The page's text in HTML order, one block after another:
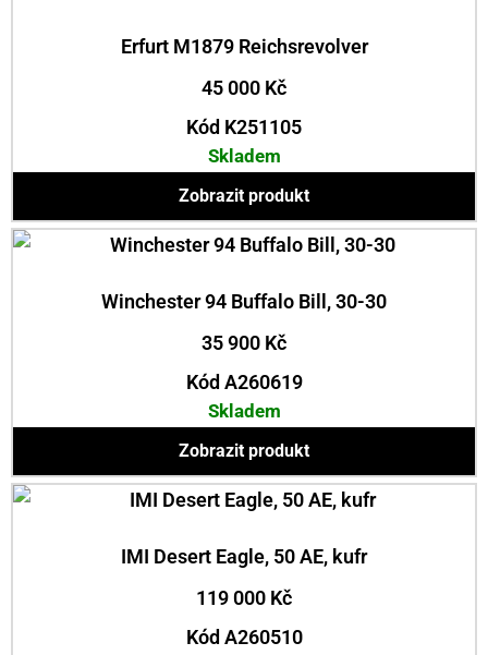
Erfurt M1879 Reichsrevolver
45 000 Kč
Kód K251105
Skladem
Zobrazit produkt
Winchester 94 Buffalo Bill, 30-30
35 900 Kč
Kód A260619
Skladem
Zobrazit produkt
IMI Desert Eagle, 50 AE, kufr
119 000 Kč
Kód A260510